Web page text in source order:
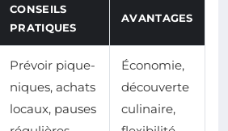
CONSEILS
PRATIQUES
AVANTAGES
Prévoir pique-
niques, achats
locaux, pauses
Économie,
découverte
culinaire,